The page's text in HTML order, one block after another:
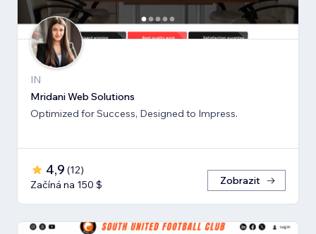
IN
Mridani Web Solutions
Optimized for Success, Designed to Impress.
4,9 (12)
Začíná na 150 $
Zobrazit